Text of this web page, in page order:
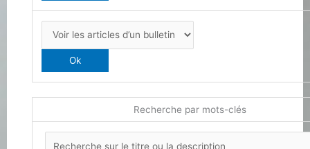
Recherche par mots-clés